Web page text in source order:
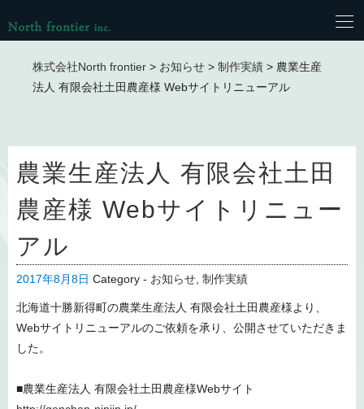
株式会社North frontier > お知らせ > 制作実績 > 農業生産
法人 有限会社土田農産様 Webサイトリニューアル
農業生産法人 有限会社土田
農産様 Webサイトリニュー
アル
2017年8月8日 Category - お知らせ 制作実績
北海道十勝新得町の農業生産法人 有限会社土田農産様より、
Webサイトリニューアルのご依頼を承り、公開させていただきま
した。
■農業生産法人 有限会社土田農産様Webサイト